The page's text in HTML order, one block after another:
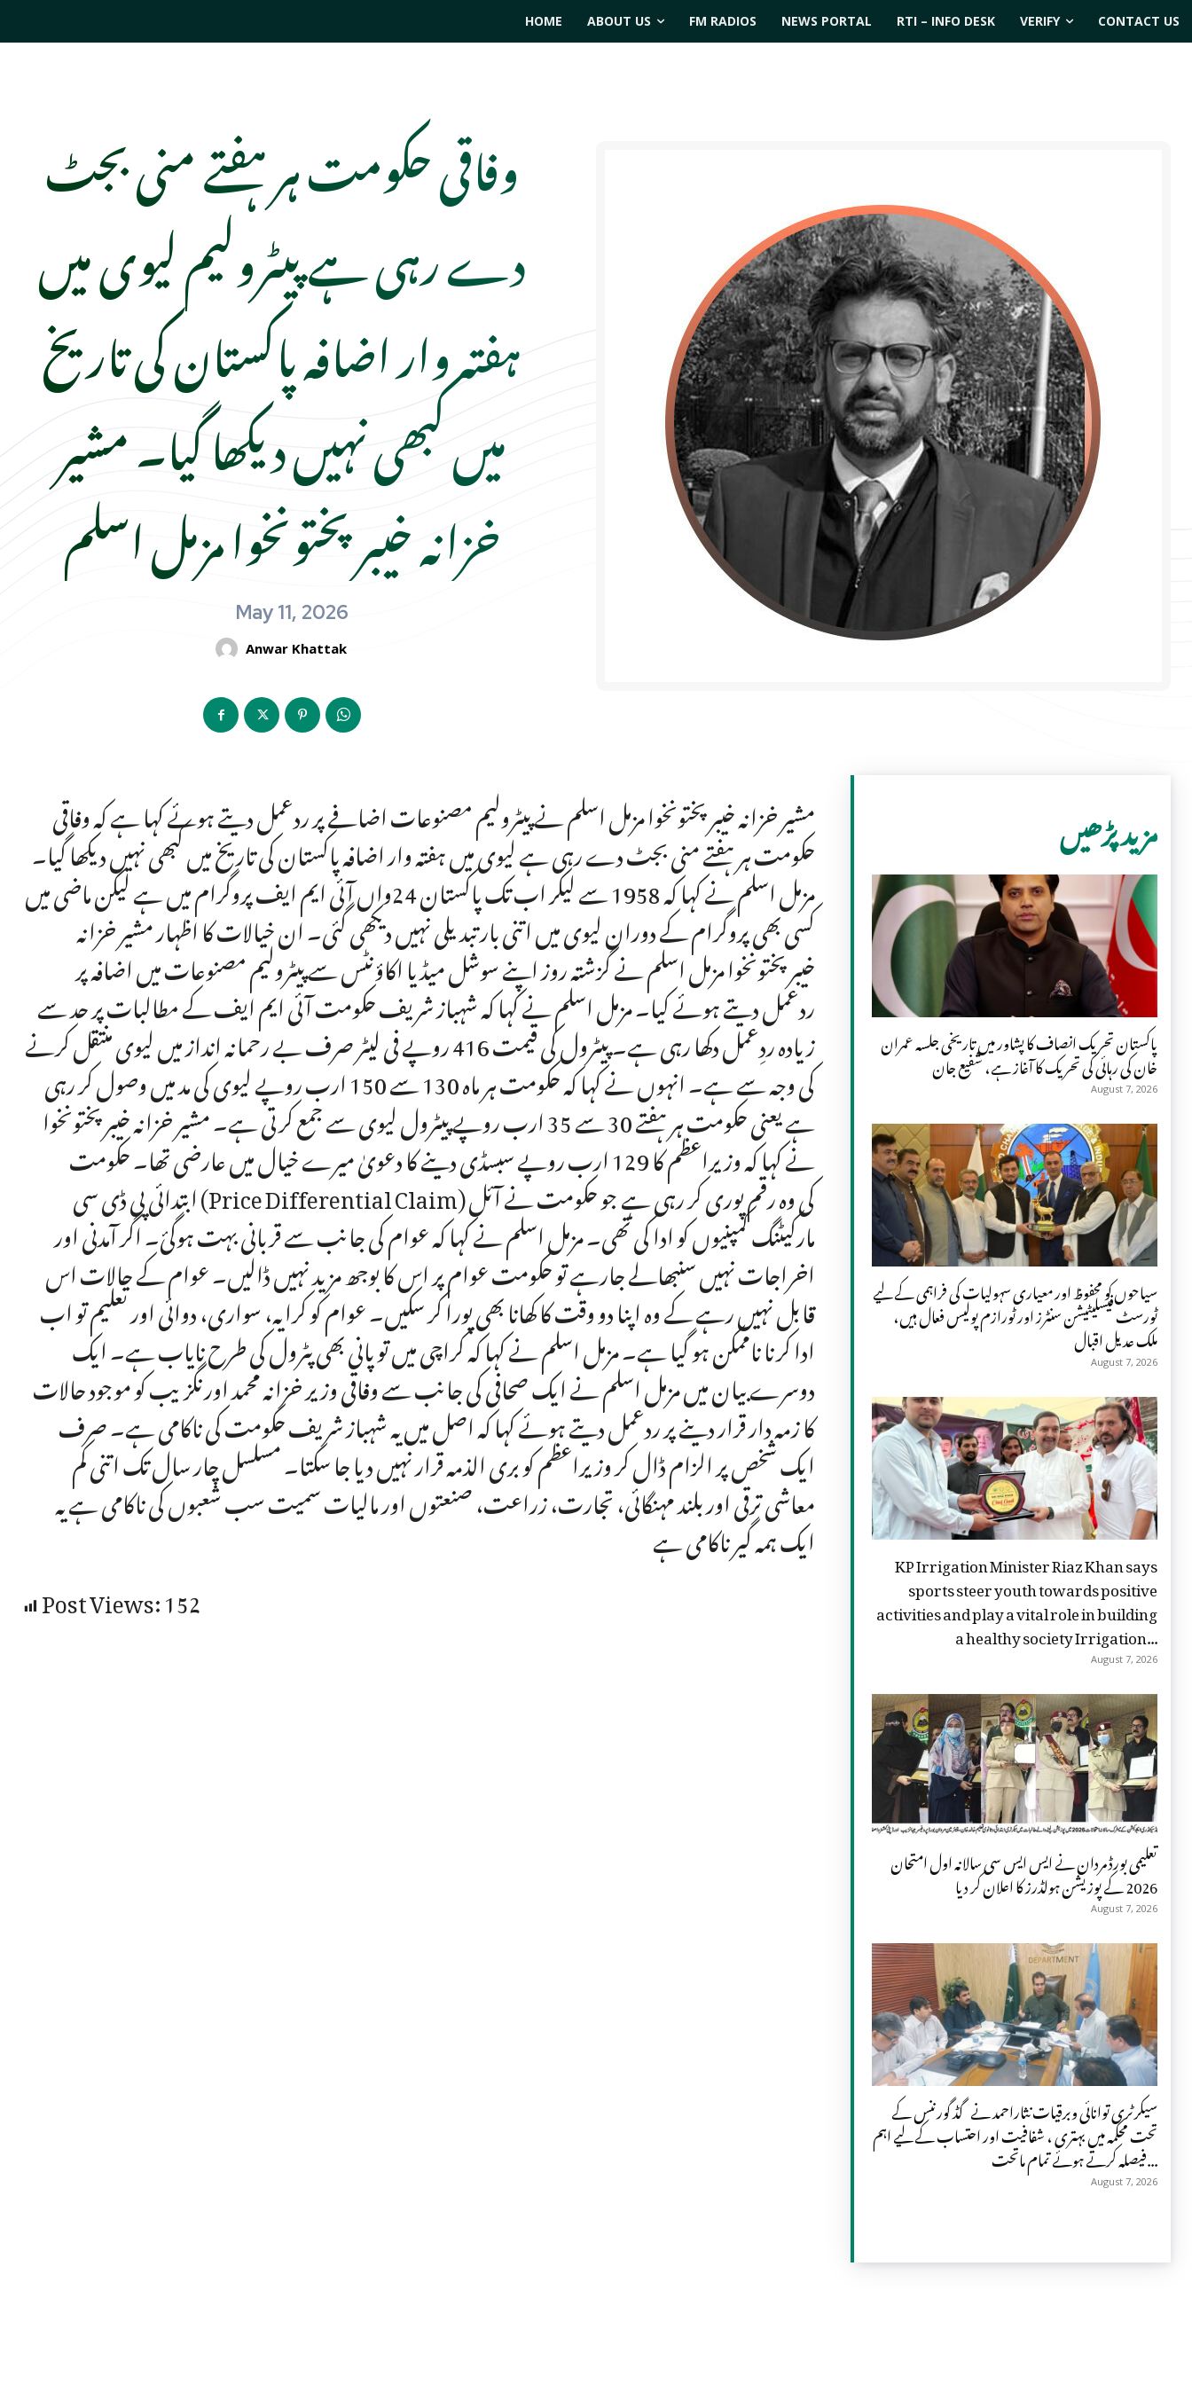
HOME ABOUT US FM RADIOS NEWS PORTAL RTI – INFO DESK VERIFY CONTACT US
وفاقی حکومت ہر ہفتے منی بجٹ
دے رہی ہے پیٹرولیم لیوی میں
ہفتہ وار اضافہ پاکستان کی تاریخ
میں کبھی نہیں دیکھا گیا۔ مشیر
خزانہ خیبرپختونخوا مزمل اسلم
May 11, 2026
Anwar Khattak
مشیر خزانہ خیبرپختونخوا مزمل اسلم نے پیٹرولیم مصنوعات اضافے پر ردعمل دیتے ہوئے کہا ہے کہ وفاقی
حکومت ہر ہفتے منی بجٹ دے رہی ہے لیوی میں ہفتہ وار اضافہ پاکستان کی تاریخ میں کبھی نہیں دیکھا گیا۔
مزمل اسلم نے کہا کہ 1958 سے لیکر اب تک پاکستان 24واں آئی ایم ایف پروگرام میں ہے لیکن ماضی میں
کسی بھی پروگرام کے دوران لیوی میں اتنی بار تبدیلی نہیں دیکھی گئی۔ ان خیالات کا اظہار مشیر خزانہ
خیبرپختونخوا مزمل اسلم نے گزشتہ روز اپنے سوشل میڈیا اکاؤنٹس سے پیٹرولیم مصنوعات میں اضافہ پر
ردعمل دیتے ہوئے کیا۔ مزمل اسلم نے کہا کہ شہباز شریف حکومت آئی ایم ایف کے مطالبات پر حد سے
زیادہ ردِعمل دکھا رہی ہے۔ پیٹرول کی قیمت 416 روپے فی لیٹر صرف بے رحمانہ انداز میں لیوی منتقل کرنے
کی وجہ سے ہے۔ انہوں نے کہا کہ حکومت ہر ماہ 130 سے 150 ارب روپے لیوی کی مد میں وصول کر رہی
ہے یعنی حکومت ہر ہفتے 30 سے 35 ارب روپے پیٹرول لیوی سے جمع کرتی ہے۔ مشیر خزانہ خیبرپختونخوا
نے کہا کہ وزیراعظم کا 129 ارب روپے سبسڈی دینے کا دعویٰ میرے خیال میں عارضی تھا۔ حکومت
ابتدائی پی ڈی سی (Price Differential Claim) کی وہ رقم پوری کر رہی ہے جو حکومت نے آئل
مارکیٹنگ کمپنیوں کو ادا کی تھی۔ مزمل اسلم نے کہا کہ عوام کی جانب سے قربانی بہت ہوگئ۔ اگر آمدنی اور
اخراجات نہیں سنبھالے جارہے تو حکومت عوام پر اس کا بوجھ مزید نہیں ڈالیں۔ عوام کے حالات اس
قابل نہیں رہے کے وہ اپنا دو وقت کا کھانا بھی پورا کر سکیں۔ عوام کو کرایہ، سواری، دوائی اور تعلیم تو اب
ادا کرنا ناممکن ہو گیا ہے۔ مزمل اسلم نے کہا کہ کراچی میں تو پانی بھی پٹرول کی طرح نایاب ہے۔ ایک
دوسرے بیان میں مزمل اسلم نے ایک صحافی کی جانب سے وفاقی وزیر خزانہ محمد اورنگزیب کو موجود حالات
کا زمہ دار قرار دینے پر ردعمل دیتے ہوئے کہا کہ اصل میں یہ شہباز شریف حکومت کی ناکامی ہے۔ صرف
ایک شخص پر الزام ڈال کر وزیراعظم کو بری الذمہ قرار نہیں دیا جا سکتا۔ مسلسل چار سال تک اتنی کم
معاشی ترقی اور بلند مہنگائی، تجارت، زراعت، صنعتوں اور مالیات سمیت سب شعبوں کی ناکامی ہے یہ
ایک ہمہ گیر ناکامی ہے
Post Views:152
مزید پڑھیں
پاکستان تحریک انصاف کا پشاور میں تاریخی جلسہ عمران
خان کی رہائی کی تحریک کا آغاز ہے، شفیع جان
August 7, 2026
سیاحوں کو محفوظ اور معیاری سہولیات کی فراہمی کے لیے
ٹورسٹ فیسلیٹیشن سنٹرز اور ٹورازم پولیس فعال ہیں،
ملک عدیل اقبال
August 7, 2026
KP Irrigation Minister Riaz Khan says
sports steer youth towards positive
activities and play a vital role in building
a healthy society Irrigation...
August 7, 2026
تعلیمی بورڈ مردان نے ایس ایس سی سالانہ اول امتحان
2026 کے پوزیشن ہولڈرز کا اعلان کر دیا
August 7, 2026
سیکرٹری توانائی وبرقیات نثاراحمد نے گڈ گورننس کے
تحت محکمہ میں بہتری ، شفافیت اور احتساب کے لیے اہم
فیصلہ کرتے ہوئے تمام ماتحت...
August 7, 2026